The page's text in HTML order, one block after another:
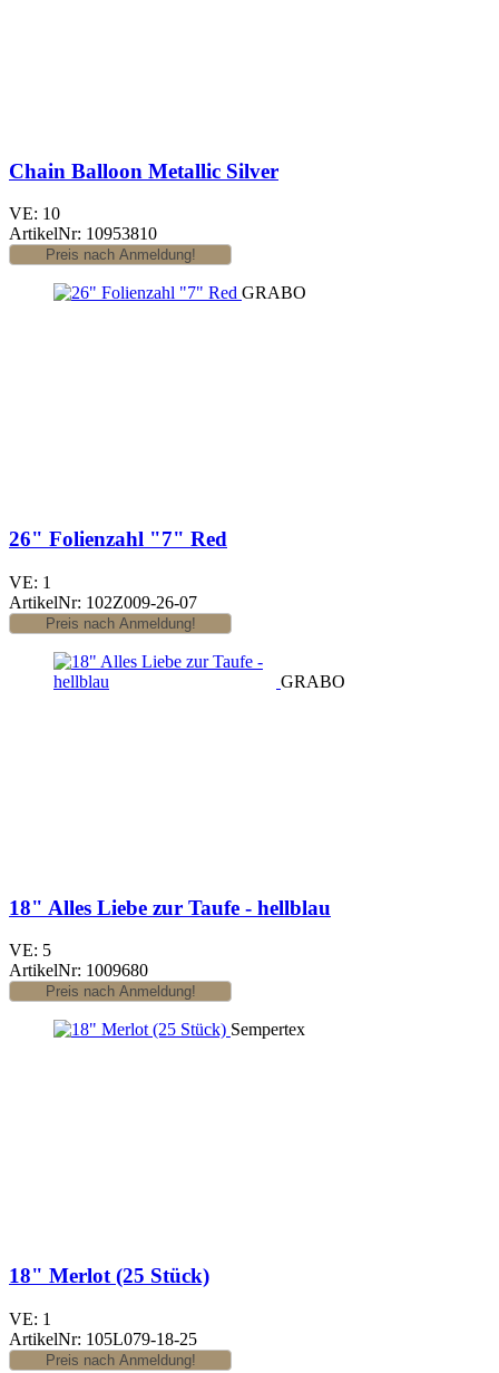
Chain Balloon Metallic Silver
VE: 10
ArtikelNr: 10953810
GRABO
26" Folienzahl "7" Red
VE: 1
ArtikelNr: 102Z009-26-07
GRABO
18" Alles Liebe zur Taufe - hellblau
VE: 5
ArtikelNr: 1009680
Sempertex
18" Merlot (25 Stück)
VE: 1
ArtikelNr: 105L079-18-25